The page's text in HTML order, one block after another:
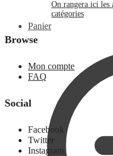
Panier
On rangera ici les
catégories
Browse
Mon compte
FAQ
Social
Facebook
Twitter
Instagram